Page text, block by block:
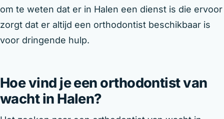
om te weten dat er in Halen een dienst is die ervoor
zorgt dat er altijd een orthodontist beschikbaar is
voor dringende hulp.
Hoe vind je een orthodontist van
wacht in Halen?